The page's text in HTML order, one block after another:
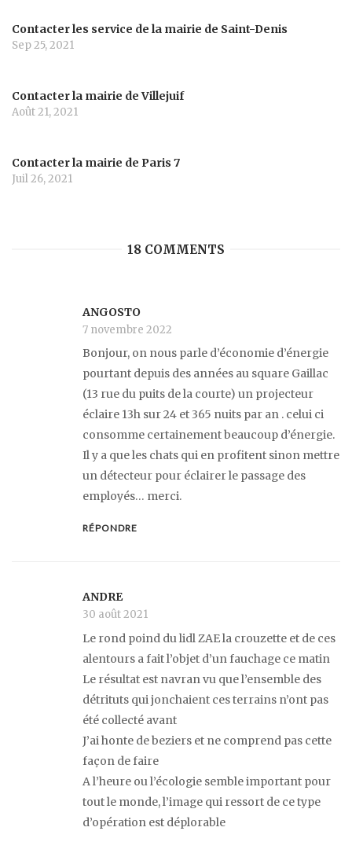
Contacter les service de la mairie de Saint-Denis
Sep 25, 2021
Contacter la mairie de Villejuif
Août 21, 2021
Contacter la mairie de Paris 7
Juil 26, 2021
18 COMMENTS
ANGOSTO
7 novembre 2022
Bonjour, on nous parle d’économie d’énergie
pourtant depuis des années au square Gaillac
(13 rue du puits de la courte) un projecteur
éclaire 13h sur 24 et 365 nuits par an . celui ci
consomme certainement beaucoup d’énergie.
Il y a que les chats qui en profitent sinon mettre
un détecteur pour éclairer le passage des
employés… merci.
RÉPONDRE
ANDRE
30 août 2021
Le rond poind du lidl ZAE la crouzette et de ces
alentours a fait l’objet d’un fauchage ce matin
Le résultat est navran vu que l’ensemble des
détrituts qui jonchaient ces terrains n’ont pas
été collecté avant
J’ai honte de beziers et ne comprend pas cette
façon de faire
A l’heure ou l’écologie semble important pour
tout le monde, l’image qui ressort de ce type
d’opération est déplorable